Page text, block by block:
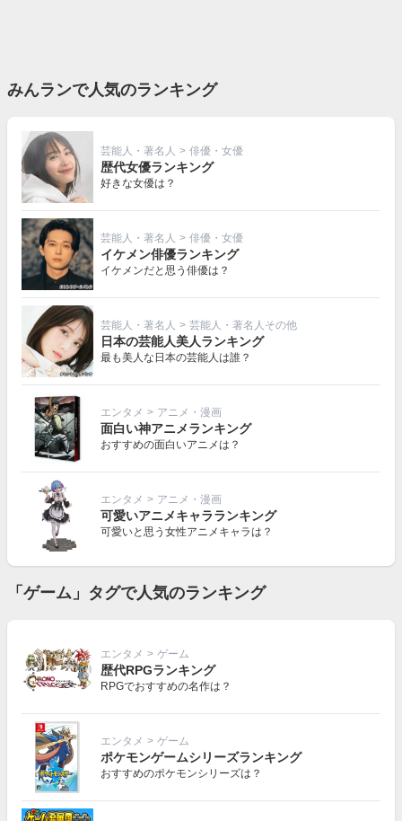
みんランで人気のランキング
芸能人・著名人 > 俳優・女優
歴代女優ランキング
好きな女優は？
芸能人・著名人 > 俳優・女優
イケメン俳優ランキング
イケメンだと思う俳優は？
芸能人・著名人 > 芸能人・著名人その他
日本の芸能人美人ランキング
最も美人な日本の芸能人は誰？
エンタメ > アニメ・漫画
面白い神アニメランキング
おすすめの面白いアニメは？
エンタメ > アニメ・漫画
可愛いアニメキャラランキング
可愛いと思う女性アニメキャラは？
「ゲーム」タグで人気のランキング
エンタメ > ゲーム
歴代RPGランキング
RPGでおすすめの名作は？
エンタメ > ゲーム
ポケモンゲームシリーズランキング
おすすめのポケモンシリーズは？